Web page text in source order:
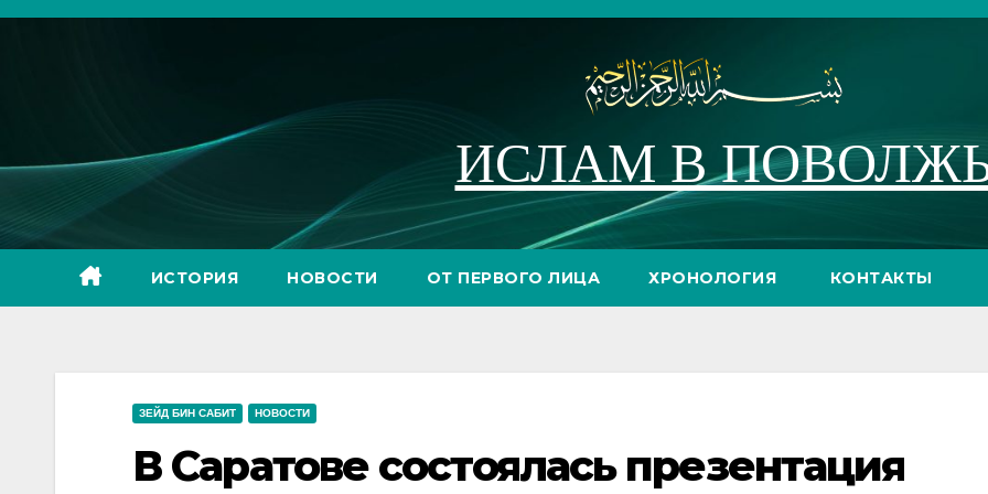
Перейти
ИСЛАМ В
ИСТОРИЯ НОВОСТИ ОТ ПЕРВОГО ЛИЦА ХРОНОЛОГИЯ КОНТАКТЫ
ЗЕЙД БИН САБИТ НОВОСТИ
В Саратове состоялась презентация